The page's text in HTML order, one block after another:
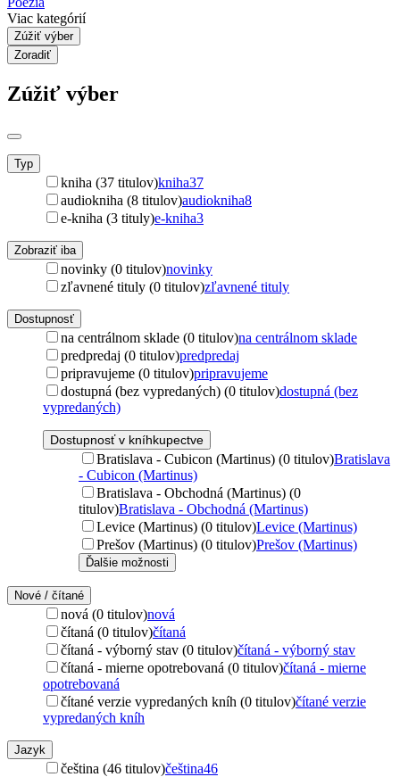
Viac kategórií
Zúžiť výber
Zoradiť
Zúžiť výber
Typ
kniha (37 titulov)kniha37
audiokniha (8 titulov)audiokniha8
e-kniha (3 tituly)e-kniha3
Zobraziť iba
novinky (0 titulov)novinky
zľavnené tituly (0 titulov)zľavnené tituly
Dostupnosť
na centrálnom sklade (0 titulov)na centrálnom sklade
predpredaj (0 titulov)predpredaj
pripravujeme (0 titulov)pripravujeme
dostupná (bez vypredaných) (0 titulov)dostupná (bez
vypredaných)
Dostupnosť v kníhkupectve
Bratislava - Cubicon (Martinus) (0 titulov)Bratislava
- Cubicon (Martinus)
Bratislava - Obchodná (Martinus) (0
titulov)Bratislava - Obchodná (Martinus)
Levice (Martinus) (0 titulov)Levice (Martinus)
Prešov (Martinus) (0 titulov)Prešov (Martinus)
Ďalšie možnosti
Nové / čítané
nová (0 titulov)nová
čítaná (0 titulov)čítaná
čítaná - výborný stav (0 titulov)čítaná - výborný stav
čítaná - mierne opotrebovaná (0 titulov)čítaná - mierne
opotrebovaná
čítané verzie vypredaných kníh (0 titulov)čítané verzie
vypredaných kníh
Jazyk
čeština (46 titulov)čeština46